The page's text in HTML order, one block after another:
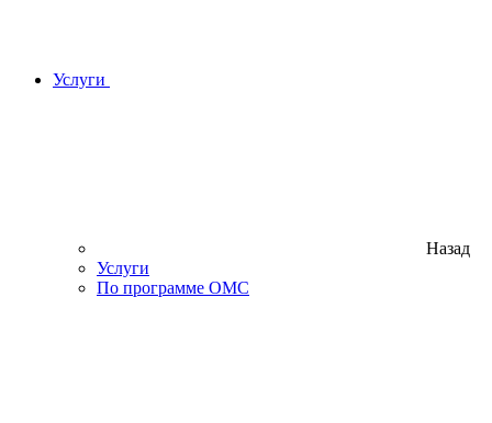
Услуги
Назад
Услуги
По программе ОМС